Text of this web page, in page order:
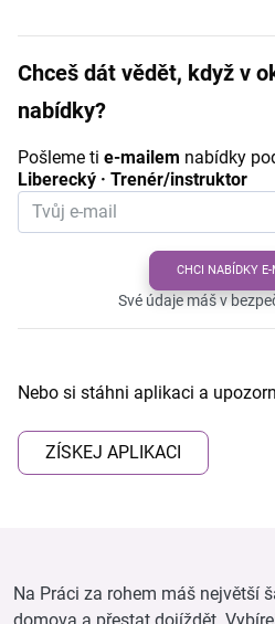
Chceš dát vědět, když v
nabídky?
Pošleme ti e-mailem nabídky
Liberecký · Trenér/instruktor
CHCI NABÍDKY
Své údaje máš v
Nebo si stáhni aplikaci a
ZÍSKEJ APLIKACI
Na Práci za rohem máš největší
domova a přestat dojíždět.